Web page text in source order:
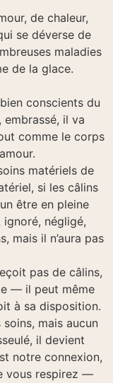
de chaleur,
se déverse de
maladies
de la glace.
conscients du
embrassé, il va
comme le corps
matériels de
si les câlins
être en pleine
négligé,
mais il n’aura pas
pas de câlins,
— il peut même
à sa disposition.
mais aucun
il devient
notre connexion,
vous respirez —